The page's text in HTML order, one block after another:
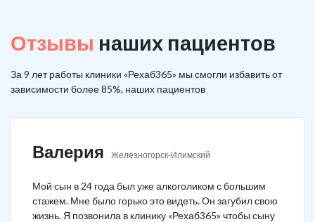
Отзывы наших пациентов
За 9 лет работы клиники «Рехаб365» мы смогли избавить от
зависимости более 85%, наших пациентов
Валерия Железногорск-Илимский
Мой сын в 24 года был уже алкоголиком с большим
стажем. Мне было горько это видеть. Он загубил свою
жизнь. Я позвонила в клинику «Рехаб365» чтобы сыну